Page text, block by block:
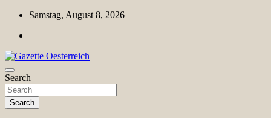
Skip
content
Samstag, August 8, 2026
Gazette Oesterreich
Magazin für Freizeit, Politik, Kultur & Wissenschaft
Search
Search